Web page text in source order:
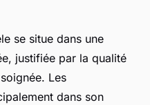
se situe dans une
justifiée par la qualité
Les
dans son